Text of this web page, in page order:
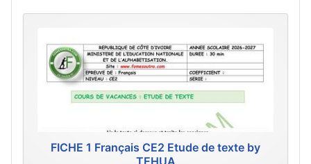
FICHE 1 Français CE2 Etude de texte by